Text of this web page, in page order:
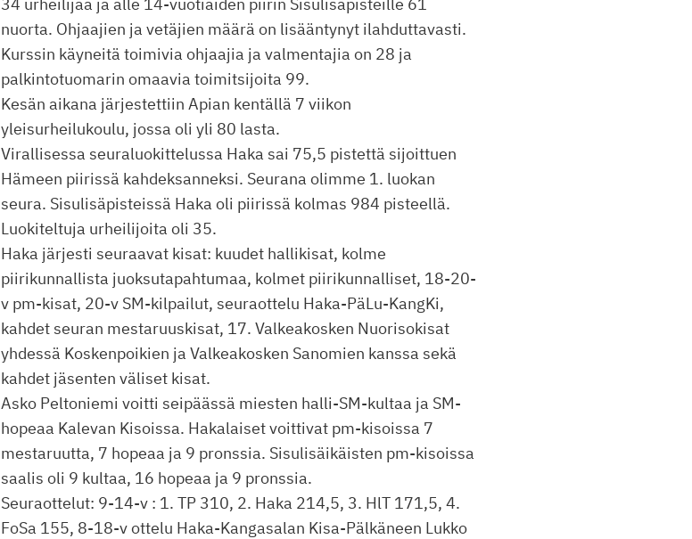
nuorta. Ohjaajien ja vetäjien määrä on lisääntynyt ilahduttavasti.
Kurssin käyneitä toimivia ohjaajia ja valmentajia on 28 ja
palkintotuomarin omaavia toimitsijoita 99.
Kesän aikana järjestettiin Apian kentällä 7 viikon
yleisurheilukoulu, jossa oli yli 80 lasta.
Virallisessa seuraluokittelussa Haka sai 75,5 pistettä sijoittuen
Hämeen piirissä kahdeksanneksi. Seurana olimme 1. luokan
seura. Sisulisäpisteissä Haka oli piirissä kolmas 984 pisteellä.
Luokiteltuja urheilijoita oli 35.
Haka järjesti seuraavat kisat: kuudet hallikisat, kolme
piirikunnallista juoksutapahtumaa, kolmet piirikunnalliset, 18-20-
v pm-kisat, 20-v SM-kilpailut, seuraottelu Haka-PäLu-KangKi,
kahdet seuran mestaruuskisat, 17. Valkeakosken Nuorisokisat
yhdessä Koskenpoikien ja Valkeakosken Sanomien kanssa sekä
kahdet jäsenten väliset kisat.
Asko Peltoniemi voitti seipäässä miesten halli-SM-kultaa ja SM-
hopeaa Kalevan Kisoissa. Hakalaiset voittivat pm-kisoissa 7
mestaruutta, 7 hopeaa ja 9 pronssia. Sisulisäikäisten pm-kisoissa
saalis oli 9 kultaa, 16 hopeaa ja 9 pronssia.
Seuraottelut: 9-14-v : 1. TP 310, 2. Haka 214,5, 3. HlT 171,5, 4.
FoSa 155, 8-18-v ottelu Haka-Kangasalan Kisa-Pälkäneen Lukko